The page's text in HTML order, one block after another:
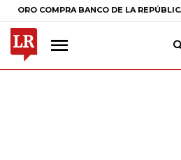
COMPRA BANCO DE LA REPÚBLICA $